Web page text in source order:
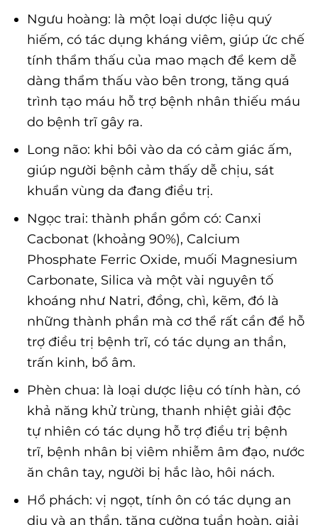
Ngưu hoàng: là một loại dược liệu quý
hiếm, có tác dụng kháng viêm, giúp ức chế
tính thẩm thấu của mao mạch để kem dễ
dàng thẩm thấu vào bên trong, tăng quá
trình tạo máu hỗ trợ bệnh nhân thiếu máu
do bệnh trĩ gây ra.
Long não: khi bôi vào da có cảm giác ấm,
giúp người bệnh cảm thấy dễ chịu, sát
khuẩn vùng da đang điều trị.
Ngọc trai: thành phần gồm có: Canxi
Cacbonat (khoảng 90%), Calcium
Phosphate Ferric Oxide, muối Magnesium
Carbonate, Silica và một vài nguyên tố
khoáng như Natri, đồng, chì, kẽm, đó là
những thành phần mà cơ thể rất cần để hỗ
trợ điều trị bệnh trĩ, có tác dụng an thần,
trấn kinh, bổ âm.
Phèn chua: là loại dược liệu có tính hàn, có
khả năng khử trùng, thanh nhiệt giải độc
tự nhiên có tác dụng hỗ trợ điều trị bệnh
trĩ, bệnh nhân bị viêm nhiễm âm đạo, nước
ăn chân tay, người bị hắc lào, hôi nách.
Hổ phách: vị ngọt, tính ôn có tác dụng an
dịu và an thần, tăng cường tuần hoàn, giải